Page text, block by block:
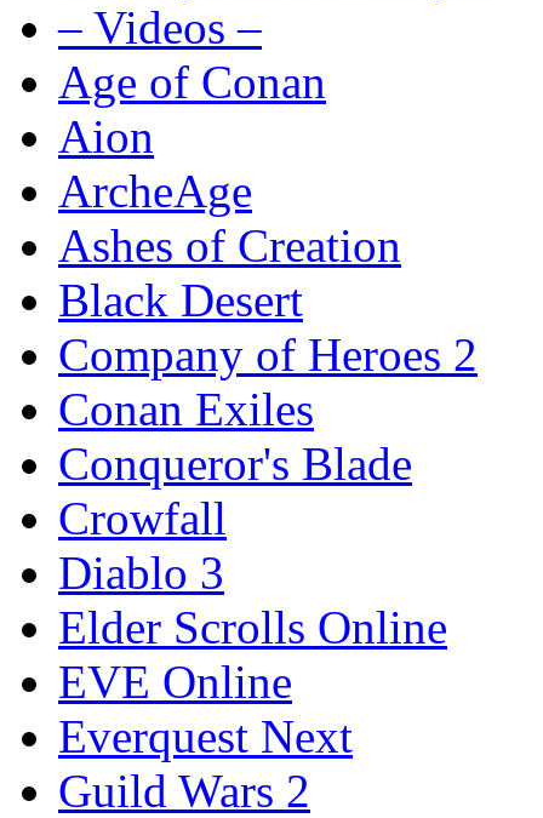
– Videos –
Age of Conan
Aion
ArcheAge
Ashes of Creation
Black Desert
Company of Heroes 2
Conan Exiles
Conqueror's Blade
Crowfall
Diablo 3
Elder Scrolls Online
EVE Online
Everquest Next
Guild Wars 2